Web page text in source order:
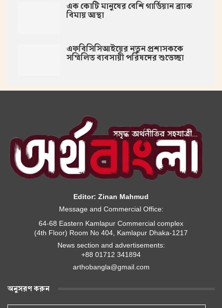
এক কোটি মানুষের বেশি গার্ডিয়ান ব্র্যাক
বিমায় আস্থা
এফবিসিসিআইয়ের নতুন প্রশাসককে
সম্মিলিত ব্যবসায়ী পরিষদের শুভেচ্ছা
Editor: Zinan Mahmud
Message and Commercial Office:
64-68 Eastern Kamlapur Commercial complex
(4th Floor) Room No 404, Kamlapur Dhaka-1217
News section and advertisements:
+88 01712 341894
arthobangla@gmail.com
অনুসরণ করুন